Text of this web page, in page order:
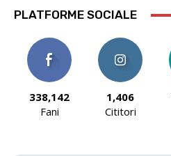
PLATFORME SOCIALE
338,142
Fani
1,406
Cititori